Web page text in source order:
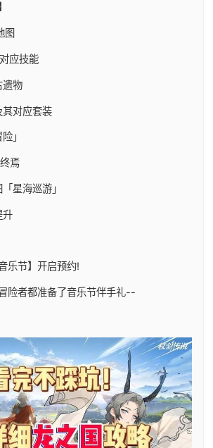
图
应技能
遗物
对应套装
」
焉
星海巡游」
升
乐节】开启预约!
险者都准备了音乐节伴手礼--